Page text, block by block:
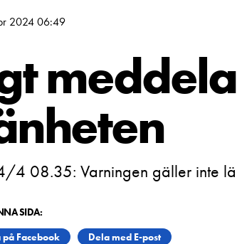
2024 06:49
4 08.35: Varningen gäller inte
SIDA:
på Facebook Dela med E-post